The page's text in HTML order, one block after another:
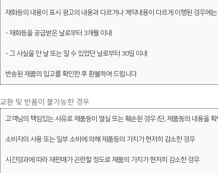
재화등의 내용이 표시 광고의 내용과 다르거나 계약내용이 다르게 이행된 경우에는
- 재화등을 공급받은 날로부터 3개월 이내
- 그 사실을 안 날 또는 알 수 있었던 날로부터 30일 이내
반송된 제품의 입고를 확인한 후 환불하여 드립니다.
교환 및 반품이 불가능한 경우
고객님의 책임있는 사유로 제품등이 멸실 또는 훼손된 경우 (단, 제품등의 내용을
소비자의 사용 또는 일부 소비에 의해 제품등의 가치가 현저히 감소한 경우
시간경과에 따라 재판매가 곤란할 정도로 제품의 가치가 현저히 감소한 경우